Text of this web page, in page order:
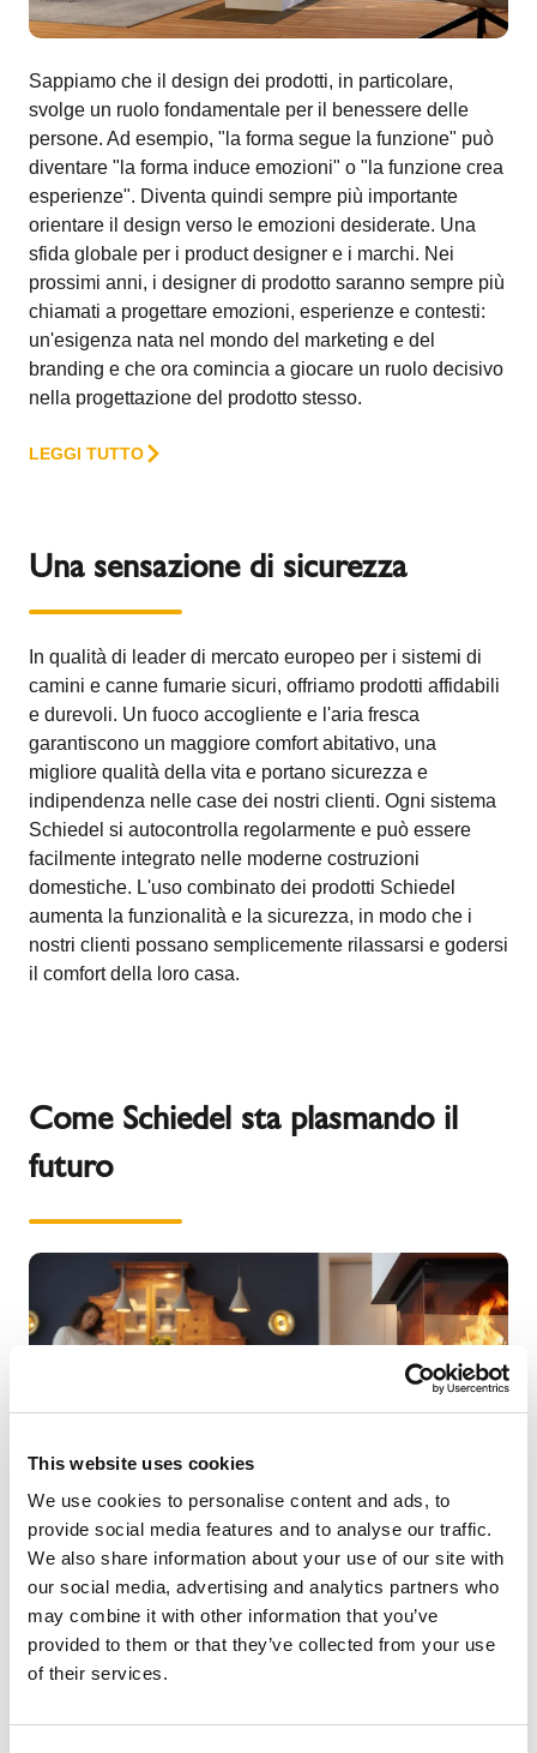
This website uses cookies
We use cookies to personalise content and ads, to
provide social media features and to analyse our traffic.
We also share information about your use of our site with
our social media, advertising and analytics partners who
may combine it with other information that you’ve
provided to them or that they’ve collected from your use
of their services.
Sappiamo che il design dei prodotti, in particolare,
svolge un ruolo fondamentale per il benessere delle
persone. Ad esempio, "la forma segue la funzione" può
diventare "la forma induce emozioni" o "la funzione crea
esperienze". Diventa quindi sempre più importante
orientare il design verso le emozioni desiderate. Una
sfida globale per i product designer e i marchi. Nei
prossimi anni, i designer di prodotto saranno sempre più
chiamati a progettare emozioni, esperienze e contesti:
un'esigenza nata nel mondo del marketing e del
branding e che ora comincia a giocare un ruolo decisivo
nella progettazione del prodotto stesso.
LEGGI TUTTO
Una sensazione di sicurezza
In qualità di leader di mercato europeo per i sistemi di
camini e canne fumarie sicuri, offriamo prodotti affidabili
e durevoli. Un fuoco accogliente e l'aria fresca
garantiscono un maggiore comfort abitativo, una
migliore qualità della vita e portano sicurezza e
indipendenza nelle case dei nostri clienti. Ogni sistema
Schiedel si autocontrolla regolarmente e può essere
facilmente integrato nelle moderne costruzioni
domestiche. L'uso combinato dei prodotti Schiedel
aumenta la funzionalità e la sicurezza, in modo che i
nostri clienti possano semplicemente rilassarsi e godersi
il comfort della loro casa.
Come Schiedel sta plasmando il
futuro
I nostri prodotti creano emozioni positive e
contribuiscono al comfort e al benessere dei nostri
clienti.
stesso vale per i nostri prodotti.